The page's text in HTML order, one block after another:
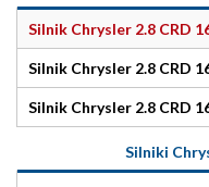
Silnik Chrysler 2.8 CRD
Silnik Chrysler 2.8 CRD
Silnik Chrysler 2.8 CRD
Silniki